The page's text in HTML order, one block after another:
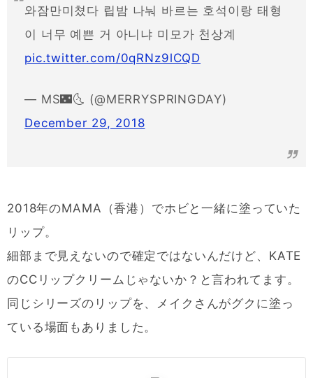
와잠만미쳤다 립밤 나눠 바르는 호석이랑 태형
이 너무 예쁜 거 아니냐 미모가 천상계
pic.twitter.com/0qRNz9lCQD
— MS🌃🌜 (@MERRYSPRINGDAY)
December 29, 2018
2018年のMAMA（香港）でホビと一緒に塗っていた
リップ。
細部まで見えないので確定ではないんだけど、KATE
のCCリップクリームじゃないか？と言われてます。
同じシリーズのリップを、メイクさんがグクに塗っ
ている場面もありました。